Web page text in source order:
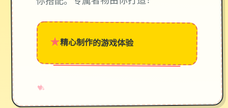
★精心制作的游戏体验
♥
✧
→